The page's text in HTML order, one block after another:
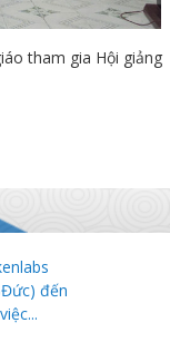
tham gia Hội giảng
đến